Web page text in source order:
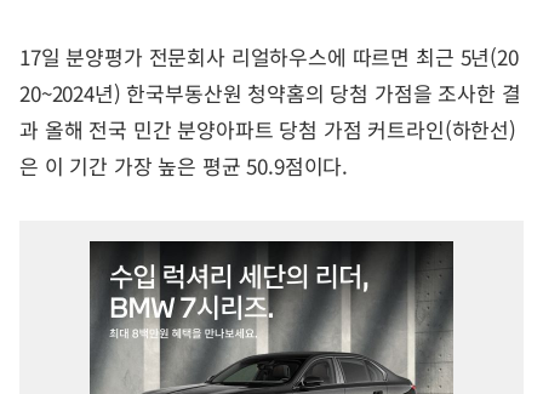
17일 분양평가 전문회사 리얼하우스에 따르면 최근 5년(20
20~2024년) 한국부동산원 청약홈의 당첨 가점을 조사한 결
과 올해 전국 민간 분양아파트 당첨 가점 커트라인(하한선)
은 이 기간 가장 높은 평균 50.9점이다.